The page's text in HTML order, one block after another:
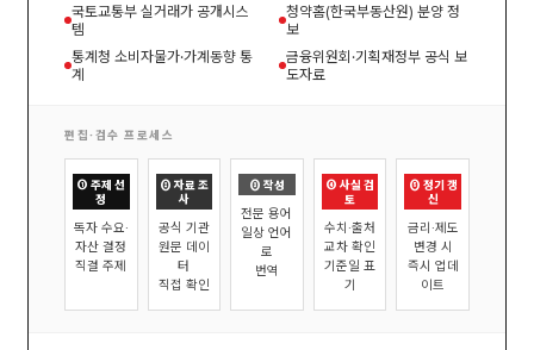
국토교통부 실거래가 공개시스
템
청약홈(한국부동산원) 분양 정
보
통계청 소비자물가·가계동향 통
계
금융위원회·기획재정부 공식 보
도자료
편집·검수 프로세스
① 주제 선
정
독자 수요·
자산 결정
직결 주제
② 자료 조
사
공식 기관
원문 데이
터
직접 확인
③ 작성
전문 용어
일상 언어
로
번역
④ 사실 검
토
수치·출처
교차 확인
기준일 표
기
⑤ 정기 갱
신
금리·제도
변경 시
즉시 업데
이트